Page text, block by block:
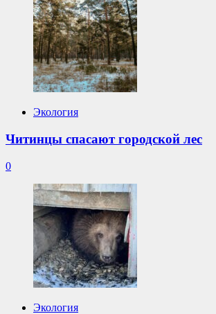
Экология
Читинцы спасают городской лес
0
Экология